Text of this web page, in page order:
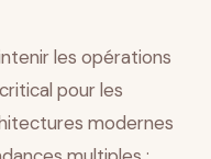
les opérations
pour les
modernes